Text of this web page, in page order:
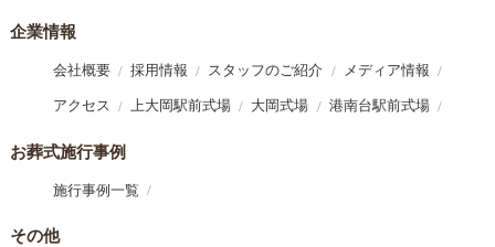
企業情報
会社概要 採用情報 スタッフのご紹介 メディア情報
アクセス 上大岡駅前式場 大岡式場 港南台駅前式場
お葬式施行事例
施行事例一覧
その他